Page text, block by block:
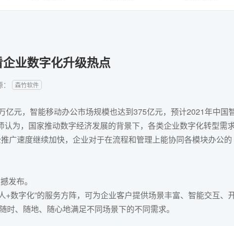
业数字化升级热点
森竹软件
元，智能移动办公市场规模也达到375亿元，预计2021年中国
为，国家推动数字经济发展的背景下，各类企业数字化转型需
广速度继续加快，企业对于在流程和管理上能协同各模块办公的
发布。
数字化”的服务方阵，可为企业客户提供场景丰富、智能交互、
、随地、随心地满足不同场景下的不同需求。